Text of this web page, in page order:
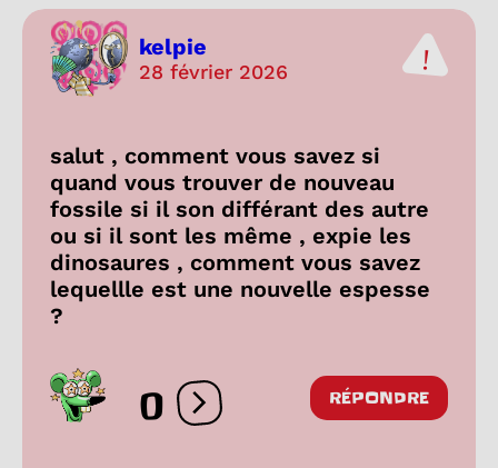
kelpie
28 février 2026
salut , comment vous savez si
quand vous trouver de nouveau
fossile si il son différant des autre
ou si il sont les même , expie les
dinosaures , comment vous savez
lequellle est une nouvelle espesse
?
0 Ouvrir les réactions
RÉPONDRE